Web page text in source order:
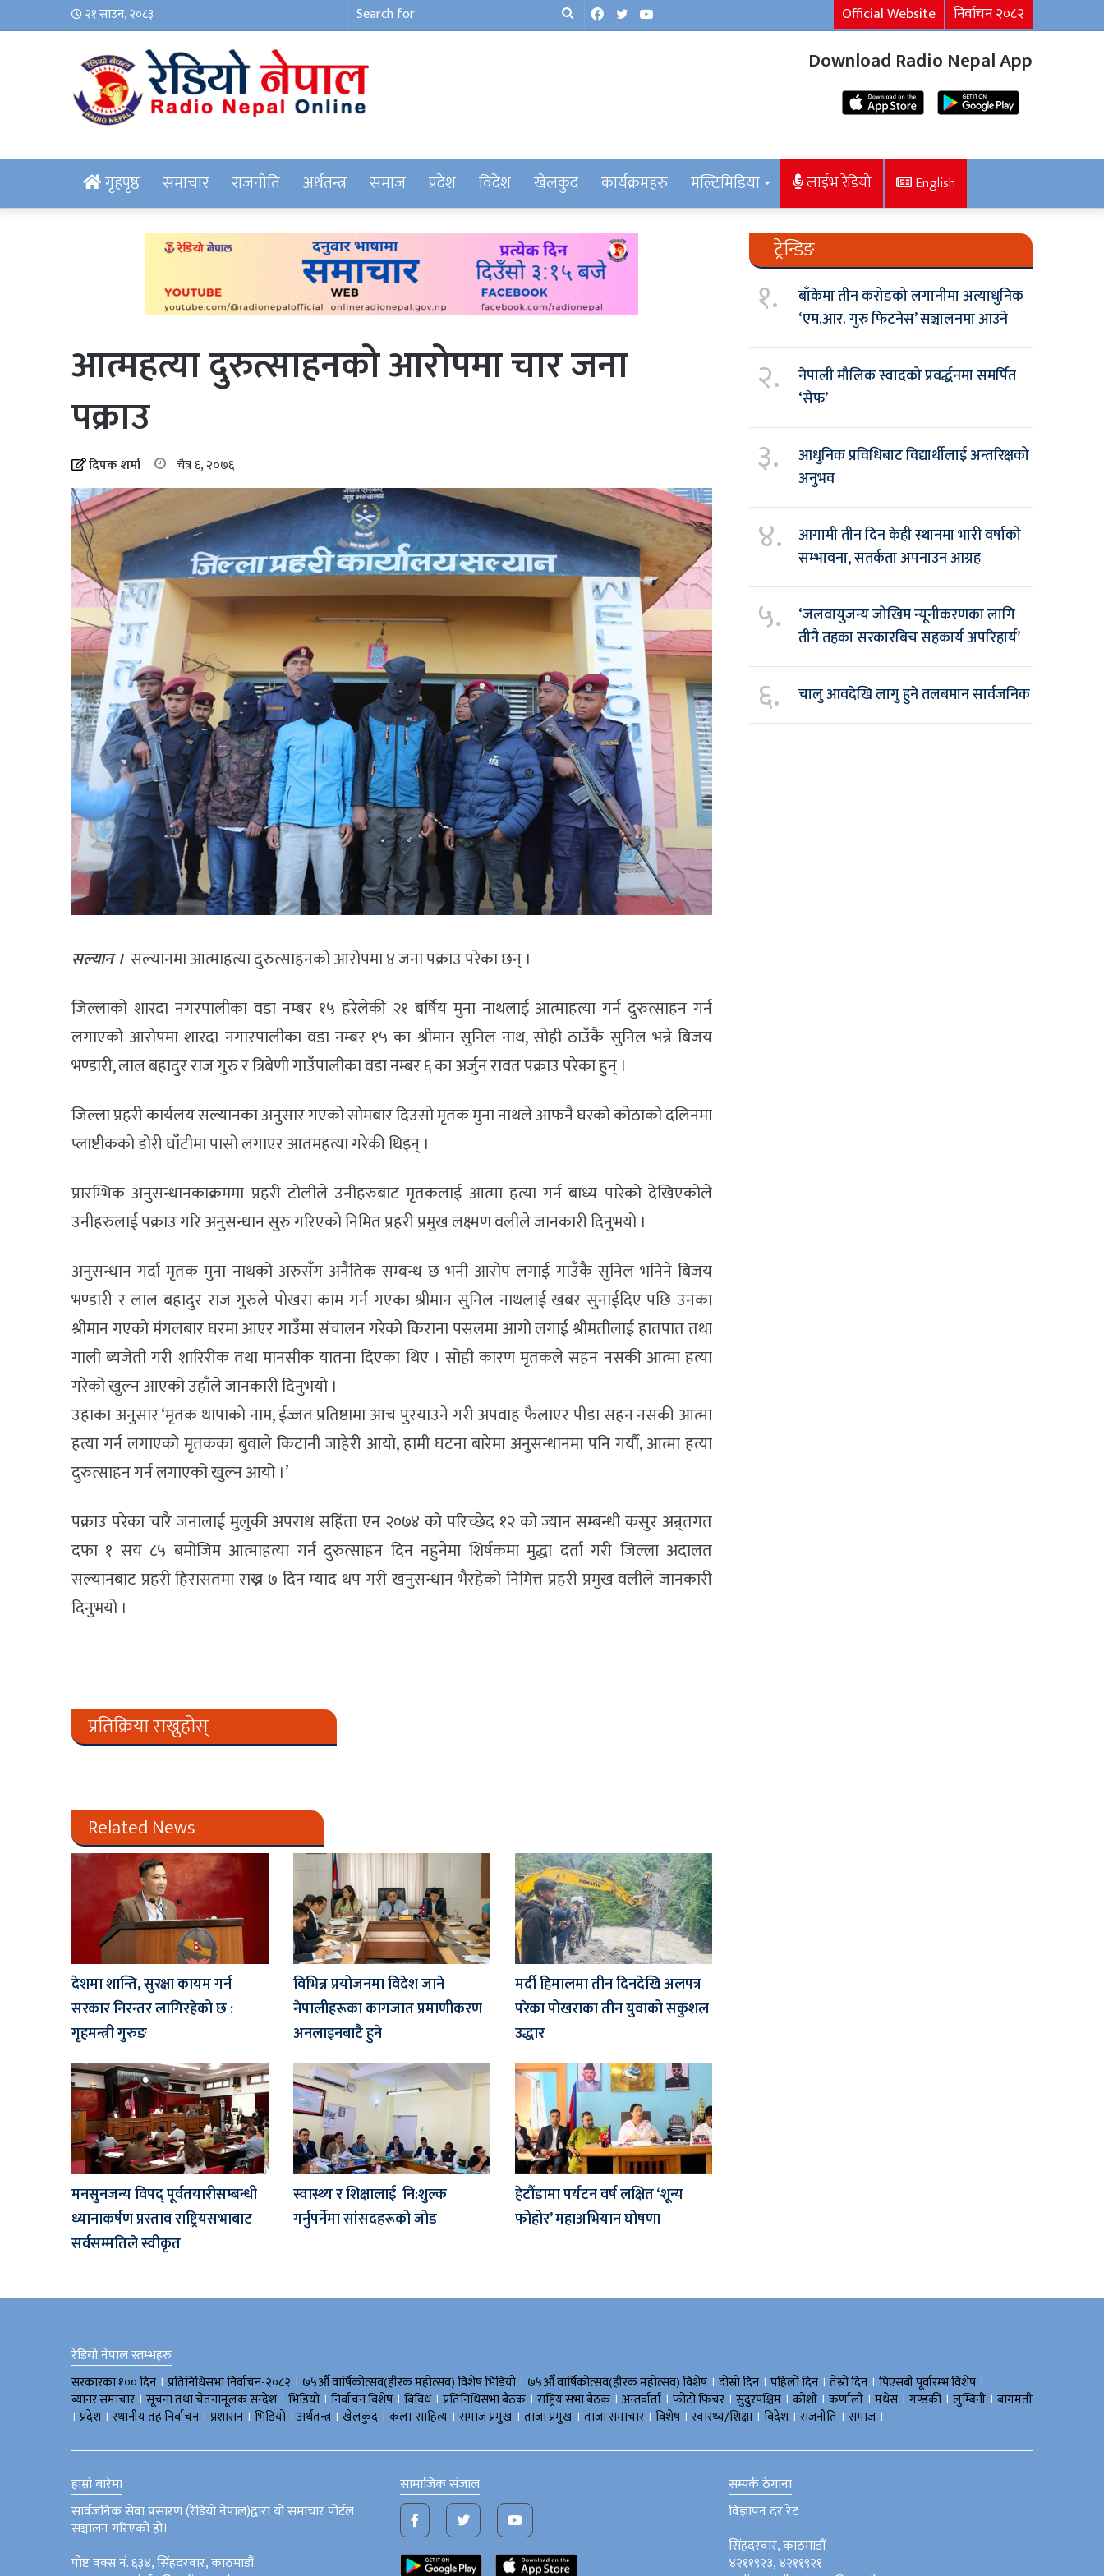
२१ साउन, २०८३
SearchFacebook
TwitterYouTube Official Website निर्वाचन २०८२
Download Radio Nepal App
गृहपृष्ठ समाचार राजनीति अर्थतन्त्र समाज प्रदेश विदेश खेलकुद कार्यक्रमहरु मल्टिमिडिया लाईभ रेडियो English
आत्महत्या दुरुत्साहनको आरोपमा चार जना
पक्राउ
दिपक शर्मा चैत्र ६, २०७६
सल्यान । सल्यानमा आत्माहत्या दुरुत्साहनको आरोपमा ४ जना पक्राउ परेका छन् ।
जिल्लाको शारदा नगरपालीका वडा नम्बर १५ हरेलेकी २१ बर्षिय मुना नाथलाई आत्माहत्या गर्न दुरुत्साहन गर्न
लगाएको आरोपमा शारदा नगारपालीका वडा नम्बर १५ का श्रीमान सुनिल नाथ, सोही ठाउँकै सुनिल भन्ने बिजय
भण्डारी, लाल बहादुर राज गुरु र त्रिबेणी गाउँपालीका वडा नम्बर ६ का अर्जुन रावत पक्राउ परेका हुन् ।
जिल्ला प्रहरी कार्यलय सल्यानका अनुसार गएको सोमबार दिउसो मृतक मुना नाथले आफनै घरको कोठाको दलिनमा
प्लाष्टीकको डोरी घाँटीमा पासो लगाएर आतमहत्या गरेकी थिइन् ।
प्रारम्भिक अनुसन्धानकाक्रममा प्रहरी टोलीले उनीहरुबाट मृतकलाई आत्मा हत्या गर्न बाध्य पारेको देखिएकोले
उनीहरुलाई पक्राउ गरि अनुसन्धान सुरु गरिएको निमित प्रहरी प्रमुख लक्ष्मण वलीले जानकारी दिनुभयो ।
अनुसन्धान गर्दा मृतक मुना नाथको अरुसँग अनैतिक सम्बन्ध छ भनी आरोप लगाई गाउँकै सुनिल भनिने बिजय
भण्डारी र लाल बहादुर राज गुरुले पोखरा काम गर्न गएका श्रीमान सुनिल नाथलाई खबर सुनाईदिए पछि उनका
श्रीमान गएको मंगलबार घरमा आएर गाउँमा संचालन गरेको किराना पसलमा आगो लगाई श्रीमतीलाई हातपात तथा
गाली ब्यजेती गरी शारिरीक तथा मानसीक यातना दिएका थिए । सोही कारण मृतकले सहन नसकी आत्मा हत्या
गरेको खुल्न आएको उहाँले जानकारी दिनुभयो ।
उहाका अनुसार ‘मृतक थापाको नाम, ईज्जत प्रतिष्ठामा आच पुरयाउने गरी अपवाह फैलाएर पीडा सहन नसकी आत्मा
हत्या गर्न लगाएको मृतकका बुवाले किटानी जाहेरी आयो, हामी घटना बारेमा अनुसन्धानमा पनि गर्यौ, आत्मा हत्या
दुरुत्साहन गर्न लगाएको खुल्न आयो ।’
पक्राउ परेका चारै जनालाई मुलुकी अपराध सहिंता एन २०७४ को परिच्छेद १२ को ज्यान सम्बन्धी कसुर अन्र्तगत
दफा १ सय ८५ बमोजिम आत्माहत्या गर्न दुरुत्साहन दिन नहुनेमा शिर्षकमा मुद्धा दर्ता गरी जिल्ला अदालत
सल्यानबाट प्रहरी हिरासतमा राख्न ७ दिन म्याद थप गरी खनुसन्धान भैरहेको निमित्त प्रहरी प्रमुख वलीले जानकारी
दिनुभयो ।
प्रतिक्रिया राख्नुहोस्
Related News
देशमा शान्ति, सुरक्षा कायम गर्न
सरकार निरन्तर लागिरहेको छ :
गृहमन्त्री गुरुङ
विभिन्न प्रयोजनमा विदेश जाने
नेपालीहरूका कागजात प्रमाणीकरण
अनलाइनबाटै हुने
मर्दी हिमालमा तीन दिनदेखि अलपत्र
परेका पोखराका तीन युवाको सकुशल
उद्धार
मनसुनजन्य विपद् पूर्वतयारीसम्बन्धी
ध्यानाकर्षण प्रस्ताव राष्ट्रियसभाबाट
सर्वसम्मतिले स्वीकृत
स्वास्थ्य र शिक्षालाई नि:शुल्क
गर्नुपर्नेमा सांसदहरूको जोड
हेटौँडामा पर्यटन वर्ष लक्षित ‘शून्य
फोहोर’ महाअभियान घोषणा
ट्रेन्डिङ
१.
बाँकेमा तीन करोडको लगानीमा अत्याधुनिक
‘एम.आर. गुरु फिटनेस’ सञ्चालनमा आउने
२.
नेपाली मौलिक स्वादको प्रवर्द्धनमा समर्पित
‘सेफ’
३.
आधुनिक प्रविधिबाट विद्यार्थीलाई अन्तरिक्षको
अनुभव
४.
आगामी तीन दिन केही स्थानमा भारी वर्षाको
सम्भावना, सतर्कता अपनाउन आग्रह
५.
‘जलवायुजन्य जोखिम न्यूनीकरणका लागि
तीनै तहका सरकारबिच सहकार्य अपरिहार्य’
६. चालु आवदेखि लागु हुने तलबमान सार्वजनिक
रेडियो नेपाल स्तम्भहरु
सरकारका १०० दिन । प्रतिनिधिसभा निर्वाचन-२०८२ । ७५औँ वार्षिकोत्सव(हीरक महोत्सव) विशेष भिडियाे । ७५औँ वार्षिकोत्सव(हीरक महोत्सव) विशेष । दोस्रो दिन । पहिलो दिन । तेस्रो दिन । पिएसबी पूर्वारम्भ विशेष ।
ब्यानर समाचार । सूचना तथा चेतनामूलक सन्देश । भिडियाे । निर्वाचन विशेष । बिविध। प्रतिनिधिसभा बैठक । राष्ट्रिय सभा बैठक । अन्तर्वार्ता । फोटो फिचर । सुदुरपश्चिम । काेशी । कर्णाली । मधेस । गण्डकी । लुम्बिनी । बागमती
। प्रदेश । स्थानीय तह निर्वाचन । प्रशासन । भिडियो । अर्थतन्त्र । खेलकुद । कला-साहित्य । समाज प्रमुख । ताजा प्रमुख । ताजा समाचार । विशेष । स्वास्थ्य/शिक्षा । विदेश । राजनीति । समाज ।
हाम्रो बारेमा
सार्वजनिक सेवा प्रसारण (रेडियो नेपाल)द्वारा यो समाचार पोर्टल
सञ्चालन गरिएको हो।
पोष्ट वक्स नं. ६३४, सिंहदरवार, काठमाडौं
सामाजिक संजाल
सम्पर्क ठेगाना
विज्ञापन दर रेट
सिंहदरवार, काठमाडौं
४२११९२३, ४२११९२१